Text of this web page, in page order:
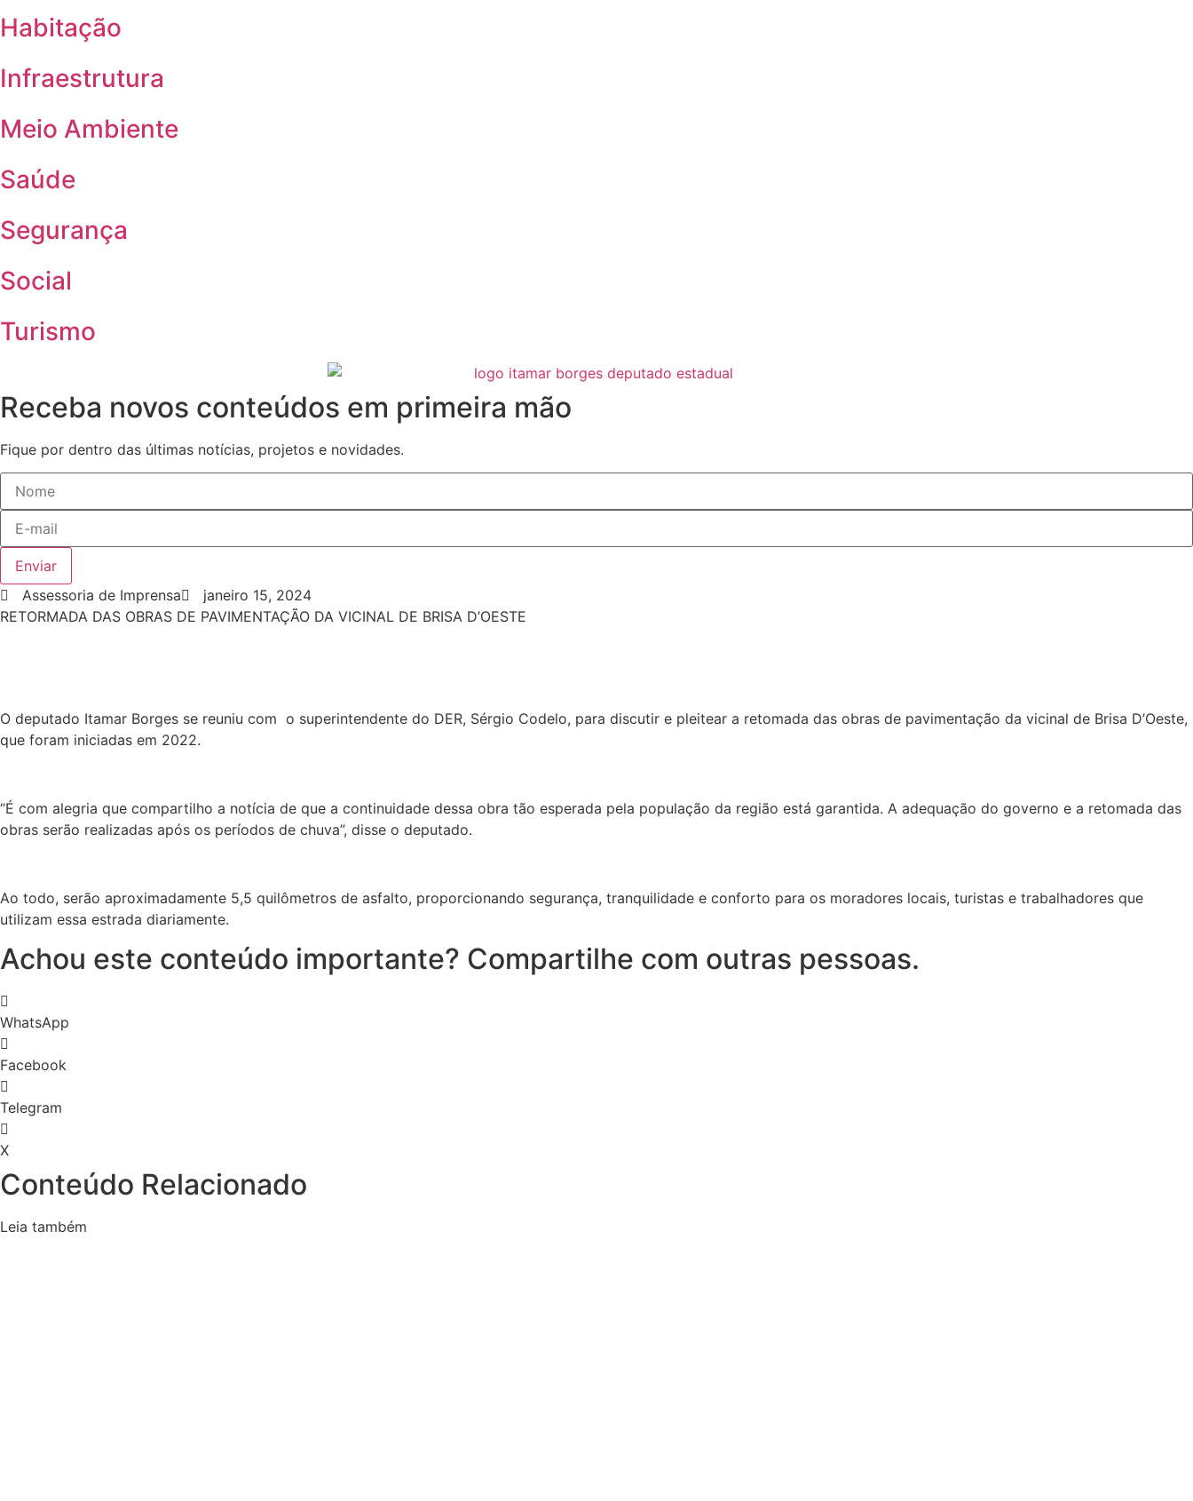
Habitação
Infraestrutura
Meio Ambiente
Saúde
Segurança
Social
Turismo
Receba novos conteúdos em primeira mão
Fique por dentro das últimas notícias, projetos e novidades.
Enviar
Assessoria de Imprensa
janeiro 15, 2024
RETORMADA DAS OBRAS DE PAVIMENTAÇÃO DA VICINAL DE BRISA D’OESTE
O deputado Itamar Borges se reuniu com o superintendente do DER, Sérgio Codelo, para discutir e pleitear a retomada das obras de pavimentação da vicinal de Brisa D’Oeste,
que foram iniciadas em 2022.
“É com alegria que compartilho a notícia de que a continuidade dessa obra tão esperada pela população da região está garantida. A adequação do governo e a retomada das
obras serão realizadas após os períodos de chuva”, disse o deputado.
Ao todo, serão aproximadamente 5,5 quilômetros de asfalto, proporcionando segurança, tranquilidade e conforto para os moradores locais, turistas e trabalhadores que
utilizam essa estrada diariamente.
Achou este conteúdo importante? Compartilhe com outras pessoas.
WhatsApp
Facebook
Telegram
X
Conteúdo Relacionado
Leia também